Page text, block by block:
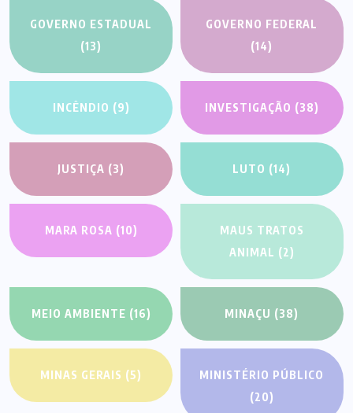
GOVERNO ESTADUAL
(13)
GOVERNO FEDERAL
(14)
INCÊNDIO (9) INVESTIGAÇÃO (38)
JUSTIÇA (3) LUTO (14)
MARA ROSA (10)
MAUS TRATOS
ANIMAL (2)
MEIO AMBIENTE (16) MINAÇU (38)
MINAS GERAIS (5)
MINISTÉRIO PÚBLICO
(20)